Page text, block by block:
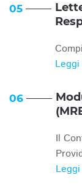
05
06
Il